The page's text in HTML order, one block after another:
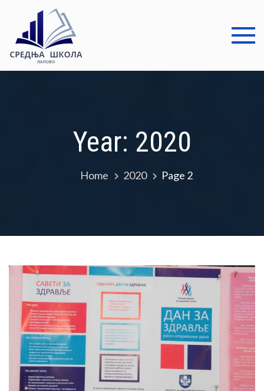
content
школа
Year: 2020
Home 2020 Page 2